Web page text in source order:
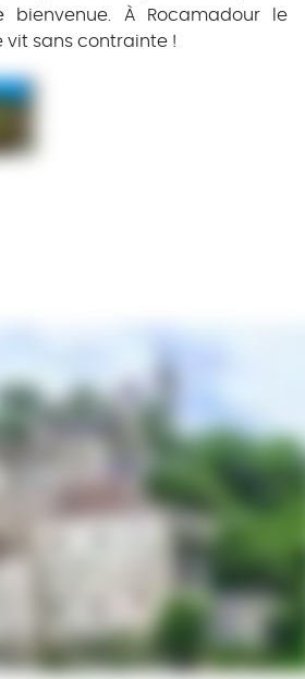
bienvenue. À Rocamadour le
vit sans contrainte !